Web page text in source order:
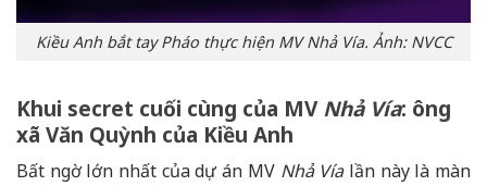
Kiều Anh bắt tay Pháo thực hiện MV Nhả Vía. Ảnh: NVCC
Khui secret cuối cùng của MVNhả Vía: ông
xã Văn Quỳnh của Kiều Anh
Bất ngờ lớn nhất của dự án MV Nhả Víalần này là màn